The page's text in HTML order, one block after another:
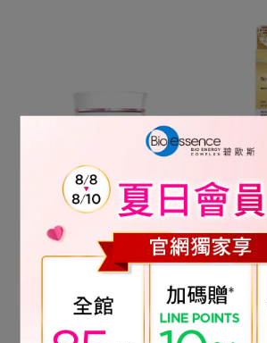
【Bio-essence 碧歐斯】
超能煥白極光亮膚霜50g
NT$399NT$590
加入購物車
【Bio-
金萃黃金
液）-升級
NT$519